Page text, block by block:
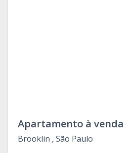
Apartamento à venda
Brooklin , São Paulo